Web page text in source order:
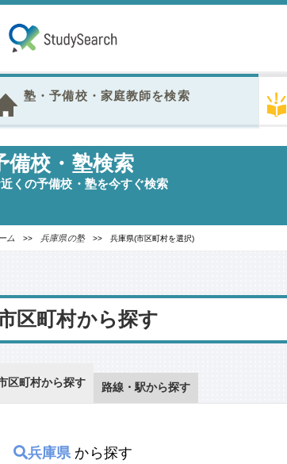
塾・予備校・家庭教師を検索
備校・塾検索
くの予備校・塾を今すぐ検索
ム >> 兵庫県の塾>> 兵庫県(市区町村を選択)
区町村から探す
区町村から探す 路線・駅から探す
兵庫県から探す